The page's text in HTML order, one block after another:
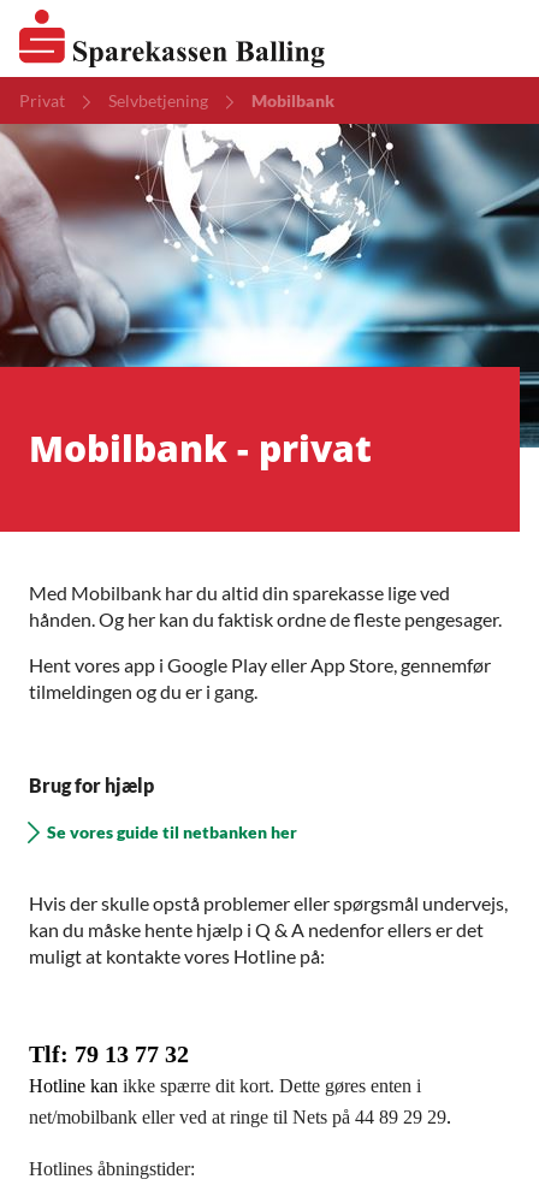
Privat Selvbetjening Mobilbank
Mobilbank - privat
Med Mobilbank har du altid din sparekasse lige ved
hånden. Og her kan du faktisk ordne de fleste pengesager.
Hent vores app i Google Play eller App Store, gennemfør
tilmeldingen og du er i gang.
Brug for hjælp
Se vores guide til netbanken her
Hvis der skulle opstå problemer eller spørgsmål undervejs,
kan du måske hente hjælp i Q & A nedenfor ellers er det
muligt at kontakte vores Hotline på:
Tlf: 79 13 77 32
Hotline kan ikke spærre dit kort. Dette gøres enten i
net/mobilbank eller ved at ringe til Nets på 44 89 29 29.
Hotlines åbningstider: